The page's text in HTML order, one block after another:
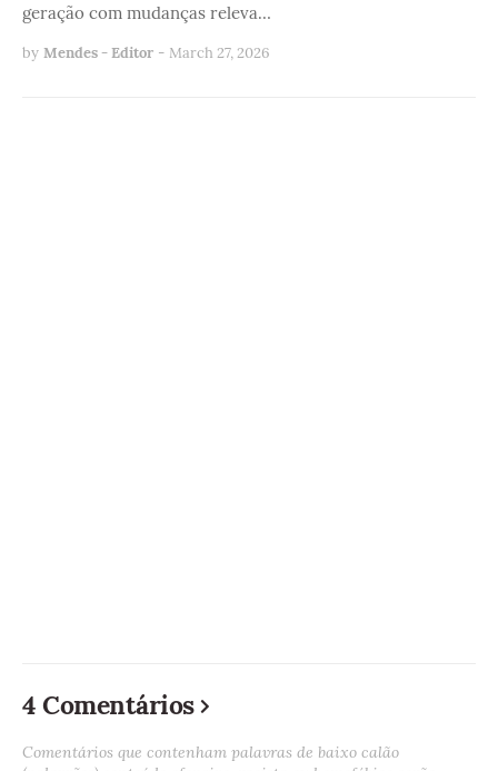
geração com mudanças releva…
by Mendes - Editor - March 27, 2026
4 Comentários
Comentários que contenham palavras de baixo calão